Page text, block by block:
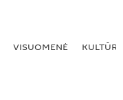
VISUOMENĖ KULTŪRA